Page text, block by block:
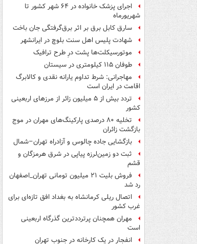
اجرای پزشک خانواده در ۶۴ شهر کشور تا
شهریورماه
سارق کابل برق بر اثر برق‌گرفتگی جان باخت
شهادت پلیس اهل سنت بلوچ در ایرانشهر
موتورسیکلت‌ها پشت درِ طرح ترافیک
طوفان ۱۱۵ کیلومتری در سیستان
مهاجرانی: شرط تداوم یارانه نقدی و کالابرگ
اقامت در ایران است
تردد بیش از ۵ میلیون زائر از مرزهای اربعینی
کشور
تخلیه ۸۰ درصدی پارکینگ‌های مهران در موج
بازگشت زائران
بازگشایی جاده چالوس و آزادراه تهران–شمال
ثبت دو زمین‌لرزه پیاپی در شرق هرمزگان و
قشم
فروش بلیت ۲۱ میلیون تومانی تهران_اصفهان
رد شد
اتصال ریلی کرمانشاه به بغداد افق تازه‌ای برای
غرب کشور
مهران همچنان پرترددترین گذرگاه اربعینی
است
انفجار در یک کارخانه در جنوب تهران